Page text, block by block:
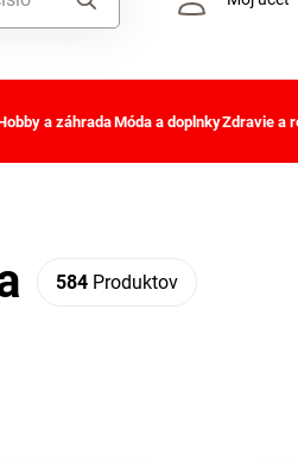
a záhradaMóda a doplnkyZdravie a
584 Produktov